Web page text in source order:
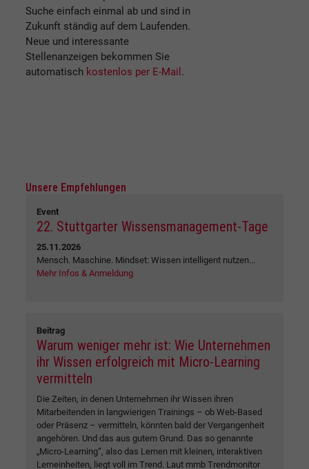
Suche einfach einmal ab und sind in
Zukunft ständig auf dem Laufenden.
Neue und interessante
Stellenanzeigen bekommen Sie
automatisch kostenlos per E-Mail .
Unsere Empfehlungen
Event
22. Stuttgarter Wissensmanagement-Tage
25.11.2026
Mensch. Maschine. Mindset: Wissen intelligent nutzen...
Mehr Infos & Anmeldung
Beitrag
Warum weniger mehr ist: Wie Unternehmen
ihr Wissen erfolgreich mit Micro-Learning
vermitteln
Die Zeiten, in denen Unternehmen ihr Wissen ihren
Mitarbeitenden in langwierigen Trainings – ob Web-Based
oder Präsenz – vermitteln, könnten bald der Vergangenheit
angehören. Und das aus gutem Grund. Das so genannte
„Micro-Learning“, also das Lernen mit kleinen, interaktiven
Lerneinheiten, liegt voll im Trend. Laut mmb Trendmonitor